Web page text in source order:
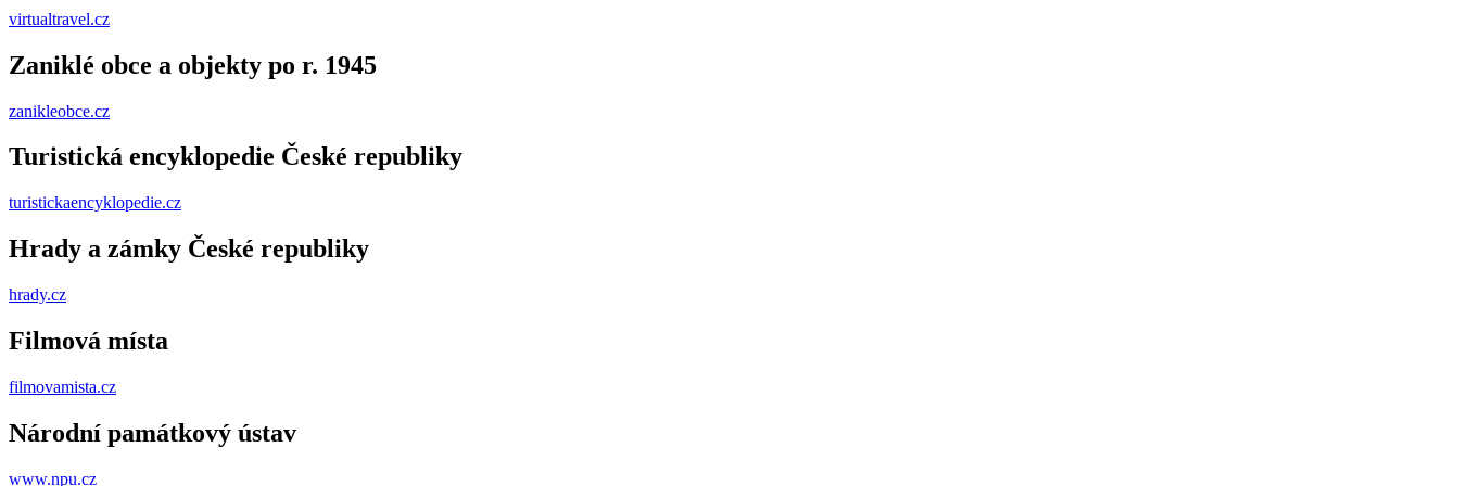
virtualtravel.cz
Zaniklé obce a objekty po r. 1945
zanikleobce.cz
Turistická encyklopedie České republiky
turistickaencyklopedie.cz
Hrady a zámky České republiky
hrady.cz
Filmová místa
filmovamista.cz
Národní památkový ústav
www.npu.cz